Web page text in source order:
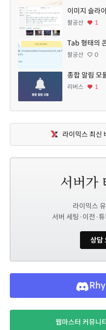
이미지 슬라
팔공산 1
Tab 형태의
팔공산 0
종합 알림 모
리버스 1
라이믹스 최신
라이믹스
서버 세팅·이전·
상담
웹마스터 커뮤니